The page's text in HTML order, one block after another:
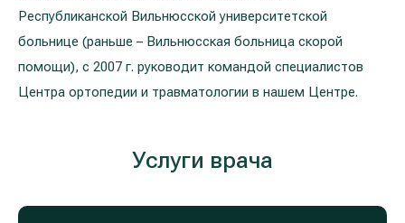
Республиканской Вильнюсской университетской
больнице (раньше – Вильнюсская больница скорой
помощи), с 2007 г. руководит командой специалистов
Центра ортопедии и травматологии в нашем Центре.
Услуги врача